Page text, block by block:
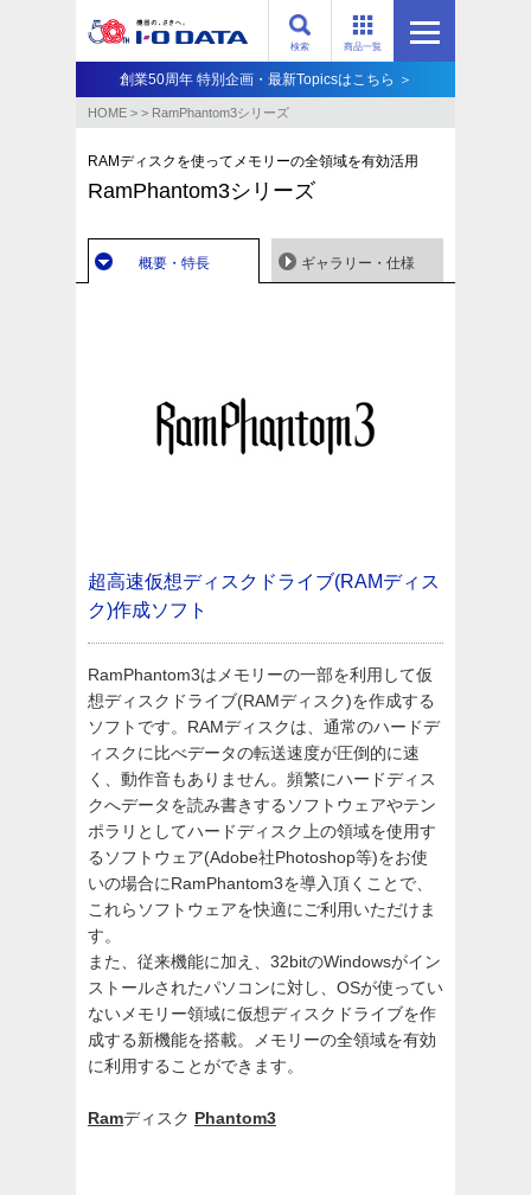
商品一覧
検索
創業50周年 特別企画・最新Topicsはこちら ＞
HOME > > RamPhantom3シリーズ
RAMディスクを使ってメモリーの全領域を有効活用
RamPhantom3シリーズ
概要・特長 ギャラリー・仕様
超高速仮想ディスクドライブ(RAMディス
ク)作成ソフト
RamPhantom3はメモリーの一部を利用して仮
想ディスクドライブ(RAMディスク)を作成する
ソフトです。RAMディスクは、通常のハードデ
ィスクに比べデータの転送速度が圧倒的に速
く、動作音もありません。頻繁にハードディス
クへデータを読み書きするソフトウェアやテン
ポラリとしてハードディスク上の領域を使用す
るソフトウェア(Adobe社Photoshop等)をお使
いの場合にRamPhantom3を導入頂くことで、
これらソフトウェアを快適にご利用いただけま
す。
また、従来機能に加え、32bitのWindowsがイン
ストールされたパソコンに対し、OSが使ってい
ないメモリー領域に仮想ディスクドライブを作
成する新機能を搭載。メモリーの全領域を有効
に利用することができます。
Ramディスク Phantom3